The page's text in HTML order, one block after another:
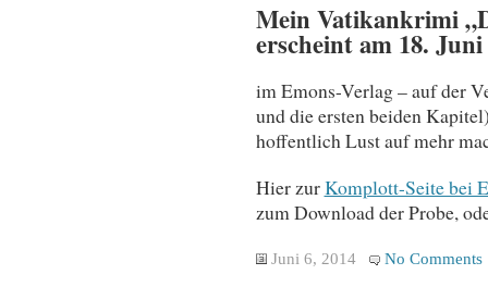
Mein Vatikankrimi
erscheint am 18. Juni
im Emons-Verlag – auf der
und die ersten beiden
hoffentlich Lust auf mehr
Hier zurKomplott-Seite bei
zum Download der Probe,
Juni 6, 2014 No Comments